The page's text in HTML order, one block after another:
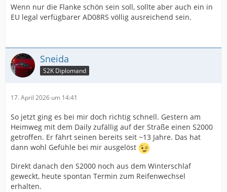
Wenn nur die Flanke schön sein soll, sollte aber auch ein in
EU legal verfügbarer AD08RS völlig ausreichend sein.
Sneida
S2K Diplomand
17. April 2026 um 14:41
So jetzt ging es bei mir doch richtig schnell. Gestern am
Heimweg mit dem Daily zufällig auf der Straße einen S2000
getroffen. Er fährt seinen bereits seit ~13 Jahre. Das hat
dann wohl Gefühle bei mir ausgelöst
Direkt danach den S2000 noch aus dem Winterschlaf
geweckt, heute spontan Termin zum Reifenwechsel
erhalten.